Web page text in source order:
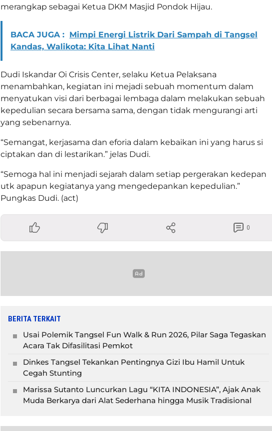
merangkap sebagai Ketua DKM Masjid Pondok Hijau.
BACA JUGA : Mimpi Energi Listrik Dari Sampah di Tangsel
Kandas, Walikota: Kita Lihat Nanti
Dudi Iskandar Oi Crisis Center, selaku Ketua Pelaksana
menambahkan, kegiatan ini mejadi sebuah momentum dalam
menyatukan visi dari berbagai lembaga dalam melakukan sebuah
kepedulian secara bersama sama, dengan tidak mengurangi arti
yang sebenarnya.
“Semangat, kerjasama dan eforia dalam kebaikan ini yang harus si
ciptakan dan di lestarikan.” jelas Dudi.
“Semoga hal ini menjadi sejarah dalam setiap pergerakan kedepan
utk apapun kegiatanya yang mengedepankan kepedulian.”
Pungkas Dudi. (act)
0
BERITA TERKAIT
Usai Polemik Tangsel Fun Walk & Run 2026, Pilar Saga Tegaskan
Acara Tak Difasilitasi Pemkot
Dinkes Tangsel Tekankan Pentingnya Gizi Ibu Hamil Untuk
Cegah Stunting
Marissa Sutanto Luncurkan Lagu “KITA INDONESIA”, Ajak Anak
Muda Berkarya dari Alat Sederhana hingga Musik Tradisional